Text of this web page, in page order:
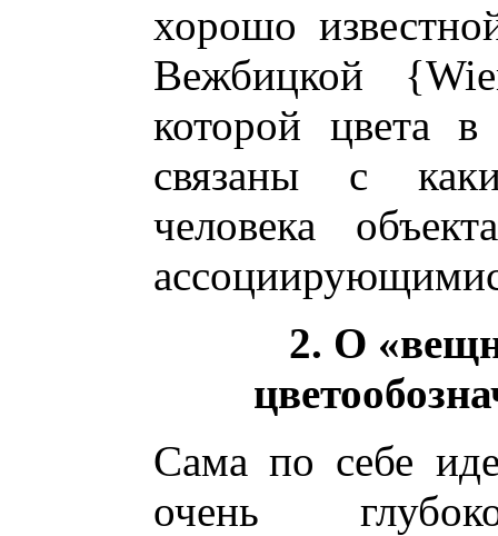
хорошо
Вежбицкой
которой цвета
связаны с
человека
2. О
Сама по себе
очень